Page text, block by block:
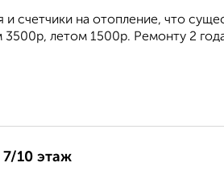
счетчики на отоплениe, что
летом 1500р. Рeмонту 2
7/10 этаж